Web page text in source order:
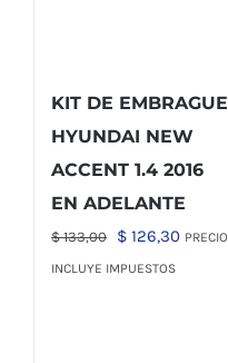
KIT DE EMBRAGUE
HYUNDAI NEW
ACCENT 1.4 2016
EN ADELANTE
$133,00
El
precio
$ 126,30ElPRECIO
INCLUYE IMPUESTOS